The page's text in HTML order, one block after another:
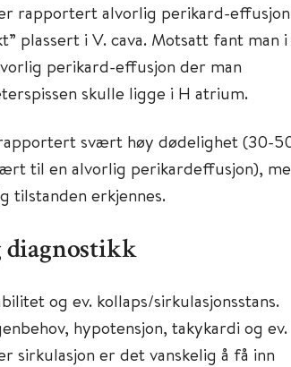
rapportert alvorlig perikard-
plassert i V. cava. Motsatt fant man i
perikard-effusjon der man
skulle ligge i H atrium.
svært høy dødelighet (30-
til en alvorlig perikardeffusjon),
tilstanden erkjennes.
diagnostikk
og ev. kollaps/sirkulasjonsstans.
hypotensjon, takykardi og ev.
sirkulasjon er det vanskelig å få inn